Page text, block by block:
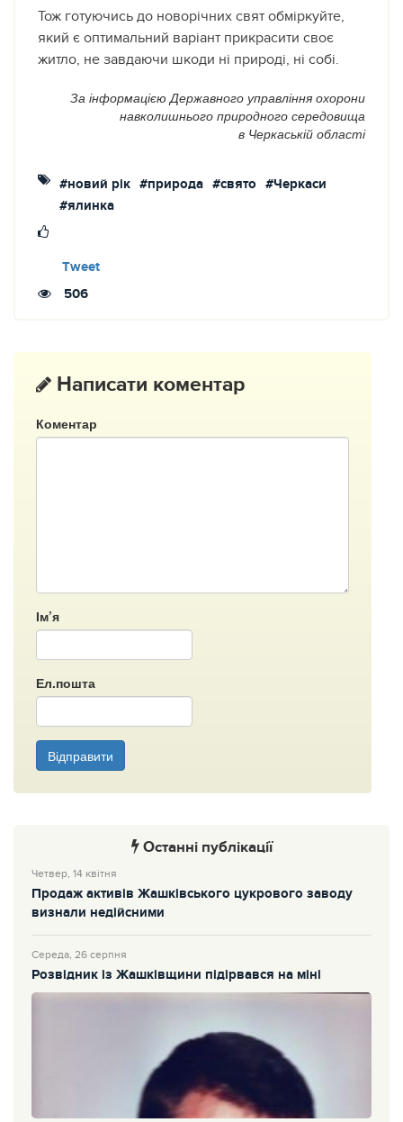
Тож готуючись до новорічних свят обміркуйте,
який є оптимальний варіант прикрасити своє
житло, не завдаючи шкоди ні природі, ні собі.
За інформацією Державного управління охорони
навколишнього природного середовища
в Черкаській області
#новий рік #природа #свято
#Черкаси
#ялинка
Tweet
506
Написати коментар
Коментар
Ім’я
Ел.пошта
Відправити
Останні публікації
Четвер, 14 квітня
Продаж активів Жашківського цукрового заводу
визнали недійсними
Середа, 26 серпня
Розвідник із Жашківщини підірвався на міні